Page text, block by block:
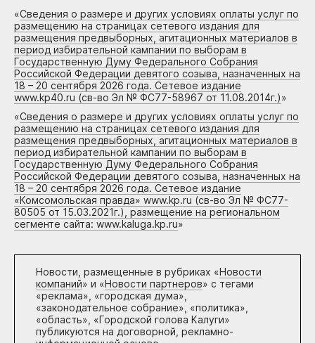
«Сведения о размере и других условиях оплаты услуг по
размещению на страницах сетевого издания для
размещения предвыборных, агитационных материалов в
период избирательной кампании по выборам в
Государственную Думу Федерального Собрания
Российской Федерации девятого созыва, назначенных на
18 – 20 сентября 2026 года. Сетевое издание
www.kp40.ru (св-во Эл № ФС77-58967 от 11.08.2014г.)»
«Сведения о размере и других условиях оплаты услуг по
размещению на страницах сетевого издания для
размещения предвыборных, агитационных материалов в
период избирательной кампании по выборам в
Государственную Думу Федерального Собрания
Российской Федерации девятого созыва, назначенных на
18 – 20 сентября 2026 года. Сетевое издание
«Комсомольская правда» www.kp.ru (св-во Эл № ФС77-
80505 от 15.03.2021г.), размещение на региональном
сегменте сайта: www.kaluga.kp.ru»
Новости, размещенные в рубриках «Новости
компаний» и «Новости партнеров» с тегами
«реклама», «городская дума»,
«законодательное собрание», «политика»,
«область», «Городской голова Калуги»
публикуются на договорной, рекламно-